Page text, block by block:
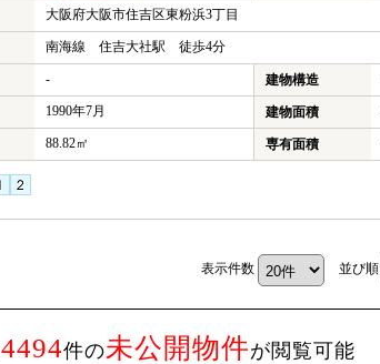
大阪府大阪市住吉区東粉浜3丁目
南海線 住吉大社駅 徒歩4分
- 建物構造
1990年7月 建物面積
88.82㎡ 専有面積
表示件数 並び順
4494件の未公開物件が閲覧可能